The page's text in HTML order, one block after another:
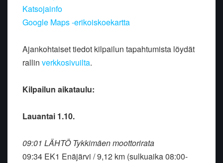
Katsojainfo
Google Maps -erikoiskoekartta
Ajankohtaiset tiedot kilpailun tapahtumista löydät
rallin verkkosivuilta.
Kilpailun aikataulu:
Lauantai 1.10.
09:01 LÄHTÖ Tykkimäen moottorirata
09:34 EK1 Enäjärvi / 9,12 km (sulkuaika 08:00-